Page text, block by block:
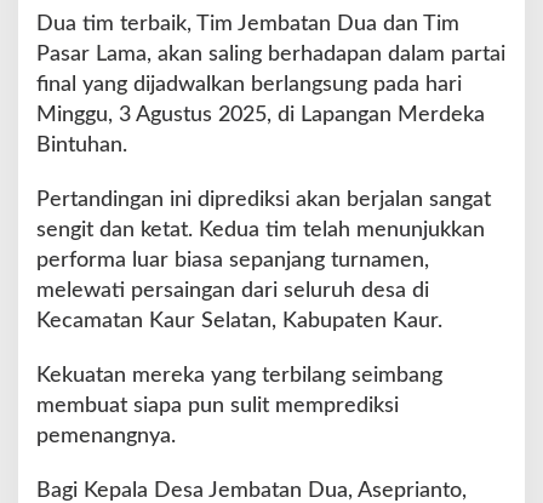
a
n
L
e
n
t
J
m
n
Dua tim terbaik, Tim Jembatan Dua dan Tim
Pasar Lama, akan saling berhadapan dalam partai
final yang dijadwalkan berlangsung pada hari
Minggu, 3 Agustus 2025, di Lapangan Merdeka
Bintuhan.
Pertandingan ini diprediksi akan berjalan sangat
sengit dan ketat. Kedua tim telah menunjukkan
performa luar biasa sepanjang turnamen,
melewati persaingan dari seluruh desa di
Kecamatan Kaur Selatan, Kabupaten Kaur.
Kekuatan mereka yang terbilang seimbang
membuat siapa pun sulit memprediksi
pemenangnya.
Bagi Kepala Desa Jembatan Dua, Aseprianto,